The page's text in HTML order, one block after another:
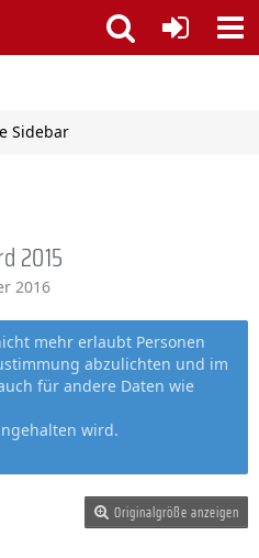
2015
2016
mehr erlaubt Personen
abzulichten und im
für andere Daten wie
wird.
Originalgröße anzeigen